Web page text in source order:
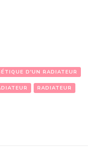
D'UN RADIATEUR
RADIATEUR